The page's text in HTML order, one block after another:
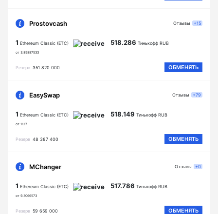
Prostovcash
1 Ethereum Classic (ETC)
от 3.85887533
518.286 Тинькофф RUB
Резерв 351 820 000 ОБМЕНЯТЬ
Отзывы +15
EasySwap
1 Ethereum Classic (ETC)
от 11.17
518.149 Тинькофф RUB
Резерв 48 387 400 ОБМЕНЯТЬ
Отзывы +79
MChanger
1 Ethereum Classic (ETC)
от 9.3066573
517.786 Тинькофф RUB
Резерв 59 659 000 ОБМЕНЯТЬ
Отзывы +0